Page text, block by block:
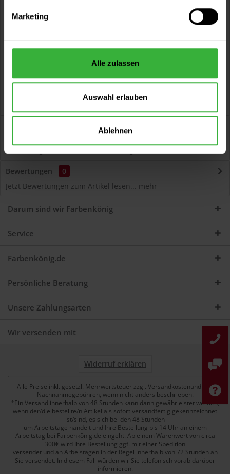
Marketing
Alle zulassen
Auswahl erlauben
Ablehnen
Persönliche Beratung unter040 60 77 65 23
Lackierungen und Lackausbesserungen am Auto...
Bewertungen
0
Jetzt Bewertungen zum Artikel lesen... mehr
Darum sind wir Farbenkönig
Service
Farbenkönig.de
Persönliche Beratung
Unsere Zahlungsarten
Wir versenden mit
Widerruf erklären
Alle Preise inkl. gesetzl. Mehrwertsteuer zzgl. Versandkostenund ggf.
Nachnahmegebühren, wenn nicht anders beschrieben.
*Ein Versand innerhalb von 48 Stunden kann dann gewährleistet werden,
wenn der/die bestellte/n Artikel als sofort versandfertig gekennzeichnet
ist/sind, es sich bei den 48 Stunden
um Arbeitstage handelt und Ihre Bestellung bis 14 Uhr an einem
Arbeitstag bei Farbenkönig.de eingeht. Ab einem Warenwert von circa
300€ wird Ihre Bestellung ggf. mit einer Spedition
versendet und an Arbeistagen in der Regel innerhalb von 72 Stunden an
Sie versendet. In diesem Fall würden wir Sie telefonisch vorab darüber
informieren.